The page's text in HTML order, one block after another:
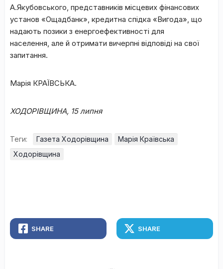
А.Якубовського, представників місцевих фінансових
установ «Ощадбанк», кредитна спідка «Вигода», що
надають позики з енергоефективності для
населення, але й отримати вичерпні відповіді на свої
запитання.
Марія КРАЇВСЬКА.
ХОДОРІВЩИНА, 15 липня
Теги: Газета Ходорівщина
Марія Краївська
Ходорівщина
SHARE SHARE